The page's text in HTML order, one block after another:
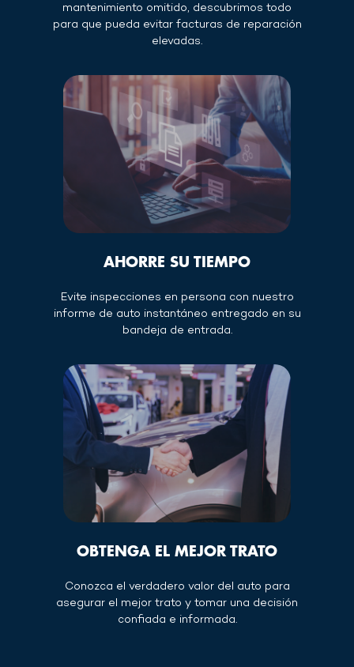
mantenimiento omitido, descubrimos todo
para que pueda evitar facturas de reparación
elevadas.
AHORRE SU TIEMPO
Evite inspecciones en persona con nuestro
informe de auto instantáneo entregado en su
bandeja de entrada.
OBTENGA EL MEJOR TRATO
Conozca el verdadero valor del auto para
asegurar el mejor trato y tomar una decisión
confiada e informada.